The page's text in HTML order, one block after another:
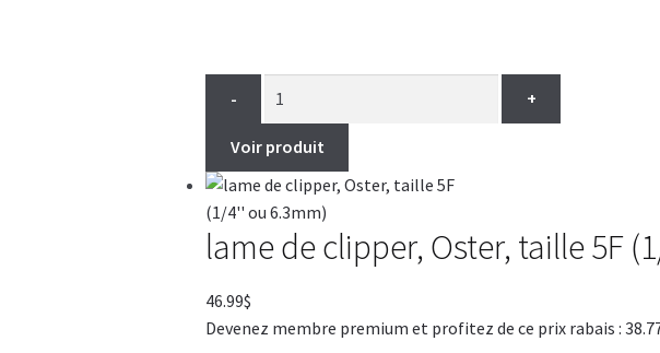
- +
Voir produit
lame de clipper, Oster, taille 5F
46.99$
Devenez membre premium et profitez de ce prix rabais :